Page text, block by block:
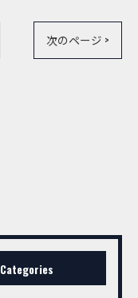
次のページ >
Categories